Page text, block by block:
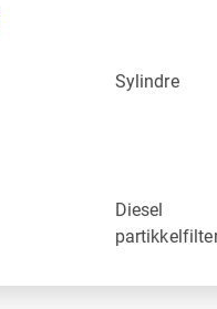
Sylindre
Diesel